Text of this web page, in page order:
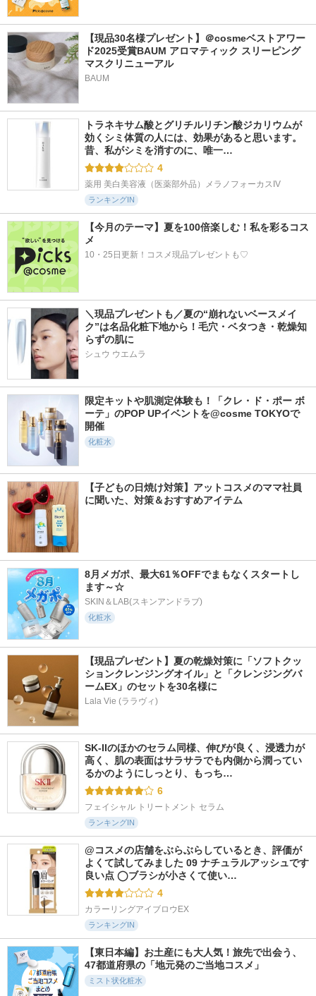
【現品30名様プレゼント】＠cosmeベストアワー
ド2025受賞BAUM アロマティック スリーピング
マスクリニューアル
BAUM
トラネキサム酸とグリチルリチン酸ジカリウムが
効くシミ体質の人には、効果があると思います。
昔、私がシミを消すのに、唯一…
4
薬用 美白美容液（医薬部外品）メラノフォーカスIV
ランキングIN
【今月のテーマ】夏を100倍楽しむ！私を彩るコス
メ
10・25日更新！コスメ現品プレゼントも♡
＼現品プレゼントも／夏の“崩れないベースメイ
ク”は名品化粧下地から！毛穴・ベタつき・乾燥知
らずの肌に
シュウ ウエムラ
限定キットや肌測定体験も！「クレ・ド・ポー ボ
ーテ」のPOP UPイベントを@cosme TOKYOで
開催
化粧水
【子どもの日焼け対策】アットコスメのママ社員
に聞いた、対策＆おすすめアイテム
8月メガポ、最大61％OFFでまもなくスタートし
ます～☆
SKIN＆LAB(スキンアンドラブ)
化粧水
【現品プレゼント】夏の乾燥対策に「ソフトクッ
ションクレンジングオイル」と「クレンジングバ
ームEX」のセットを30名様に
Lala Vie (ララヴィ)
SK-IIのほかのセラム同様、伸びが良く、浸透力が
高く、肌の表面はサラサラでも内側から潤ってい
るかのようにしっとり、もっち…
6
フェイシャル トリートメント セラム
ランキングIN
@コスメの店舗をぶらぶらしているとき、評価が
よくて試してみました 09 ナチュラルアッシュです
良い点 ◯ブラシが小さくて使い…
4
カラーリングアイブロウEX
ランキングIN
【東日本編】お土産にも大人気！旅先で出会う、
47都道府県の「地元発のご当地コスメ」
ミスト状化粧水